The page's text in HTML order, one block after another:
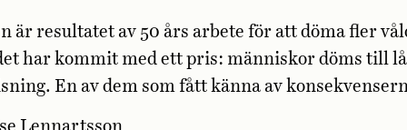
är resultatet av 50 års arbete för att döma fler
har kommit med ett pris: människor döms till
En av dem som fått känna av